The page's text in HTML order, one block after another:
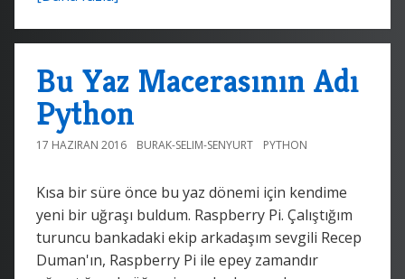
Bu Yaz Macerasının Adı
Python
17 HAZIRAN 2016 BURAK-SELIM-SENYURT PYTHON
Kısa bir süre önce bu yaz dönemi için kendime
yeni bir uğraşı buldum. Raspberry Pi. Çalıştığım
turuncu bankadaki ekip arkadaşım sevgili Recep
Duman'ın, Raspberry Pi ile epey zamandır